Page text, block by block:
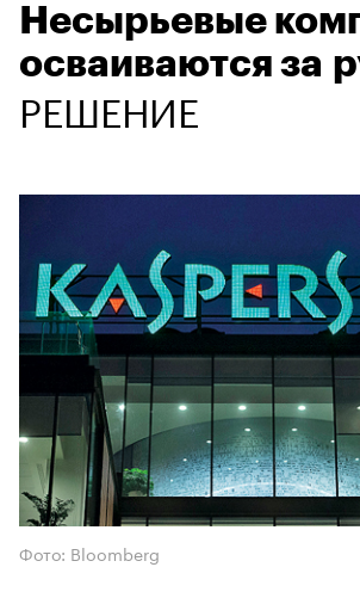
Несырьевые
осваиваются за
РЕШЕНИЕ
Фото: Bloomberg